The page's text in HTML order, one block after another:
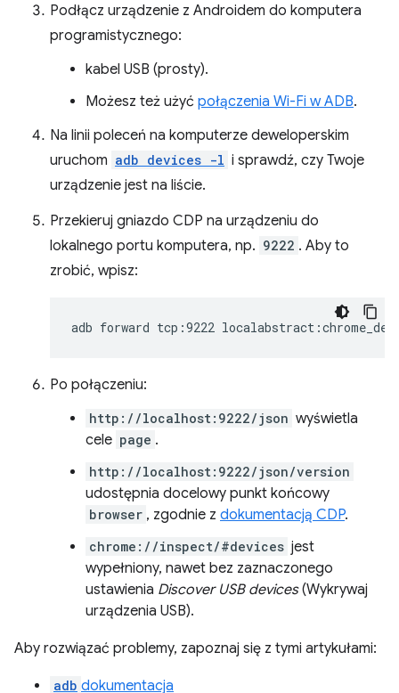
Podłącz urządzenie z Androidem do komputera
programistycznego:
kabel USB (prosty).
Możesz też użyć połączenia Wi-Fi w ADB.
Na linii poleceń na komputerze deweloperskim
uruchom adb devices -l i sprawdź, czy Twoje
urządzenie jest na liście.
Przekieruj gniazdo CDP na urządzeniu do
lokalnego portu komputera, np. 9222 . Aby to
zrobić, wpisz:
adb forward tcp:9222
Po połączeniu:
http://localhost:9222/json wyświetla
cele page .
http://localhost:9222/json/version
udostępnia docelowy punkt końcowy
browser , zgodnie z dokumentacją CDP.
chrome://inspect/#devices jest
wypełniony, nawet bez zaznaczonego
ustawienia Discover USB devices(Wykrywaj
urządzenia USB).
Aby rozwiązać problemy, zapoznaj się z tymi artykułami:
adb dokumentacja